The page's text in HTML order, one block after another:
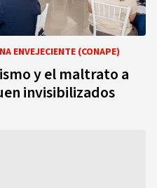
ENVEJECIENTE (CONAPE)
y el maltrato a
invisibilizados